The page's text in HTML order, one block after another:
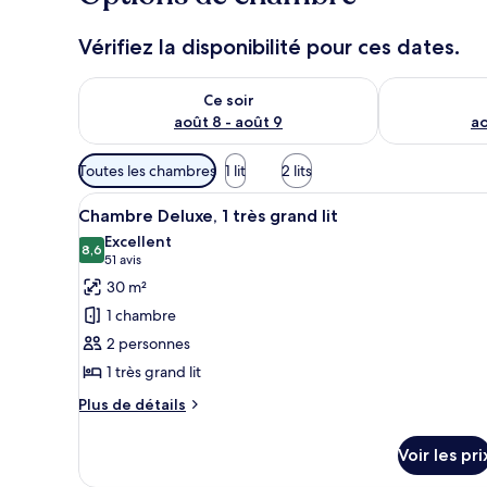
Vérifiez la disponibilité pour ces dates.
Ce soir
août 8 - août 9
Vérifier la disponibilité pour ce soir août 8 - août 9
Vérifier la
Filtres
disponibles
pour
les
chambres
Toutes les chambres 1 lit 2 lits
Afficher
toutes
les
photos
pour
ce
type
de
chambre :
1
Une chambre d’hôtel avec
5
Chambre Deluxe, 1 très grand lit
8,68,6 sur 10
Excellent
51 avis
(51 avis)
30 m²
1 chambre
2 personnes
1 très grand lit
Plus de détails
Plus
le
Voir les